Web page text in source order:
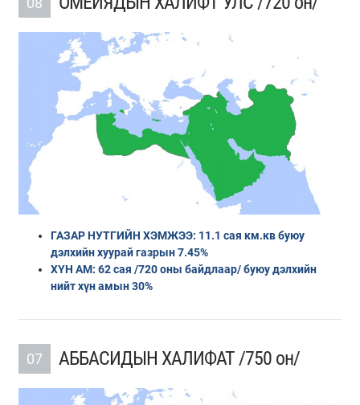
ГАЗАР НУТГИЙН ХЭМЖЭЭ: 11.1 сая км.кв буюу
дэлхийн хуурай газрын 7.45%
ХҮН АМ: 62 сая /720 оны байдлаар/ буюу дэлхийн
нийт хүн амын 30%
07 АББАСИДЫН ХАЛИФАТ /750 он/